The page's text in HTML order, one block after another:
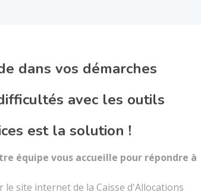
dans vos démarches
avec les outils
est la solution !
équipe vous accueille pour répondre à
site internet de la Caisse d'Allocations